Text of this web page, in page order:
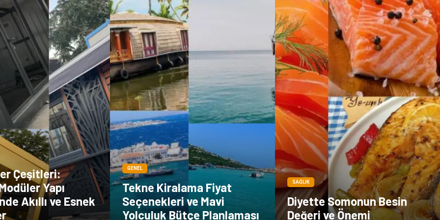
Çeşitleri:
Yapı
Akıllı ve Esnek
GENEL
Tekne Kiralama Fiyat
Seçenekleri ve Mavi
Yolculuk Bütçe Planlaması
SAĞLIK
Diyette Somonun Besin
Değeri ve Önemi